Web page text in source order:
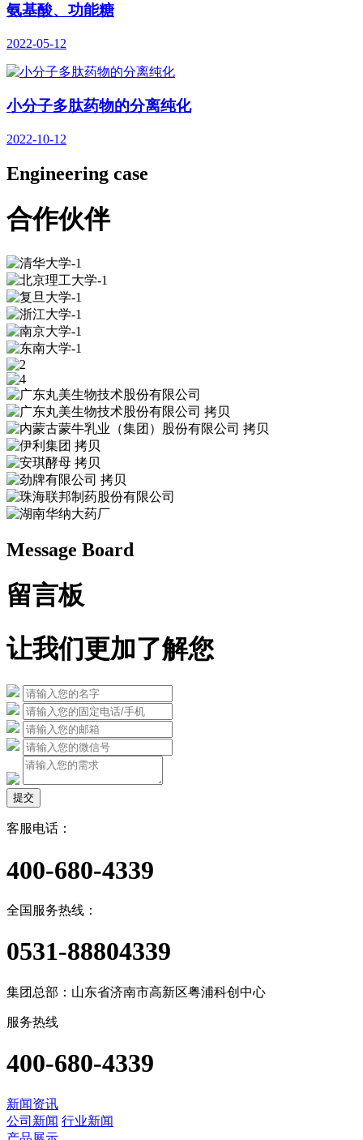
氨基酸、功能糖
2022-05-12
小分子多肽药物的分离纯化
2022-10-12
Engineering case
合作伙伴
Message Board
留言板
让我们更加了解您
提交
客服电话：
400-680-4339
全国服务热线：
0531-88804339
集团总部：山东省济南市高新区粤浦科创中心
服务热线
400-680-4339
新闻资讯
公司新闻 行业新闻